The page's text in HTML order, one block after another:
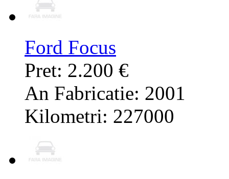
Ford Focus
Pret: 2.200 €
An Fabricatie: 2001
Kilometri: 227000